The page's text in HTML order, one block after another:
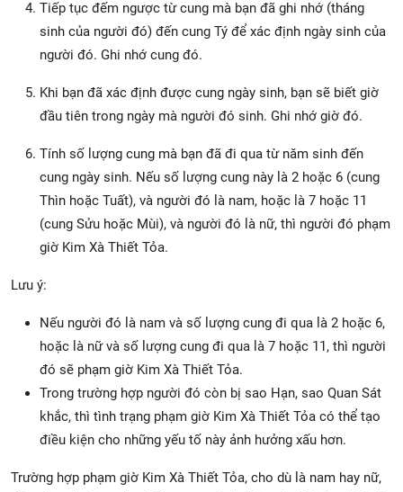
Tiếp tục đếm ngược từ cung mà bạn đã ghi nhớ (tháng
sinh của người đó) đến cung Tý để xác định ngày sinh của
người đó. Ghi nhớ cung đó.
Khi bạn đã xác định được cung ngày sinh, bạn sẽ biết giờ
đầu tiên trong ngày mà người đó sinh. Ghi nhớ giờ đó.
Tính số lượng cung mà bạn đã đi qua từ năm sinh đến
cung ngày sinh. Nếu số lượng cung này là 2 hoặc 6 (cung
Thìn hoặc Tuất), và người đó là nam, hoặc là 7 hoặc 11
(cung Sửu hoặc Mùi), và người đó là nữ, thì người đó phạm
giờ Kim Xà Thiết Tỏa.
Lưu ý:
Nếu người đó là nam và số lượng cung đi qua là 2 hoặc 6,
hoặc là nữ và số lượng cung đi qua là 7 hoặc 11, thì người
đó sẽ phạm giờ Kim Xà Thiết Tỏa.
Trong trường hợp người đó còn bị sao Hạn, sao Quan Sát
khắc, thì tình trạng phạm giờ Kim Xà Thiết Tỏa có thể tạo
điều kiện cho những yếu tố này ảnh hưởng xấu hơn.
Trường hợp phạm giờ Kim Xà Thiết Tỏa, cho dù là nam hay nữ,